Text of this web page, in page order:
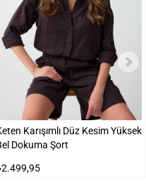
Karışımlı Düz Kesim Yüksek
Dokuma Şort